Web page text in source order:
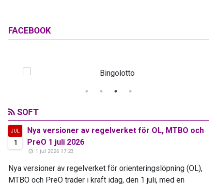
FACEBOOK
SOFT
JUL
1
Nya versioner av regelverket för OL, MTBO och
PreO 1 juli 2026
1 jul 2026 17:23
Nya versioner av regelverket för orienteringslöpning (OL),
MTBO och PreO träder i kraft idag, den 1 juli, med en